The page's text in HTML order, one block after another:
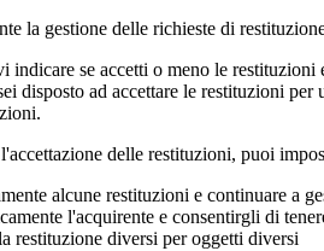
la gestione delle richieste di
indicare se accetti o meno le
disposto ad accettare le restituzioni
delle restituzioni, puoi
alcune restituzioni e continuare a
l'acquirente e consentirgli di
restituzione diversi per oggetti diversi